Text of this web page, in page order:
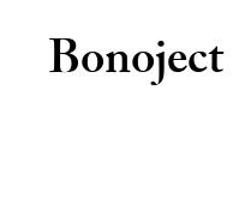
Bonoject